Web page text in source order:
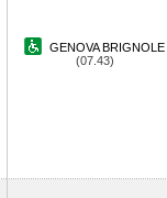
GENOVA BRIGNOLE
(07.43)